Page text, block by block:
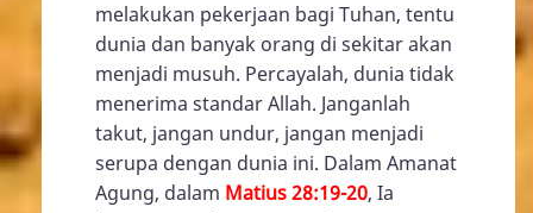
melakukan pekerjaan bagi Tuhan, tentu
dunia dan banyak orang di sekitar akan
menjadi musuh. Percayalah, dunia tidak
menerima standar Allah. Janganlah
takut, jangan undur, jangan menjadi
serupa dengan dunia ini. Dalam Amanat
Agung, dalam Matius 28:19-20, Ia